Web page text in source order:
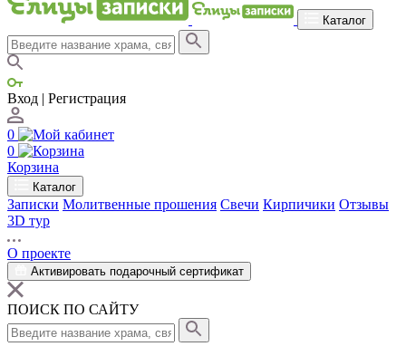
Каталог
Вход | Регистрация
0
0
Корзина
Каталог
Записки Молитвенные прошения Свечи Кирпичики Отзывы
3D тур
О проекте
Активировать подарочный сертификат
ПОИСК ПО САЙТУ